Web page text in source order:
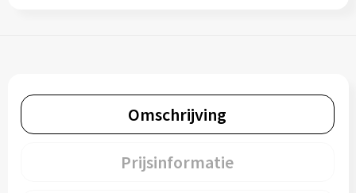
Omschrijving
Prijsinformatie